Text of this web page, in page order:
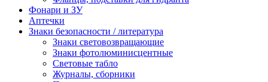
Фонари и ЗУ
Аптечки
Знаки безопасности / литература
Знаки световозвращающие
Знаки фотолюминисцентные
Световые табло
Журналы, сборники